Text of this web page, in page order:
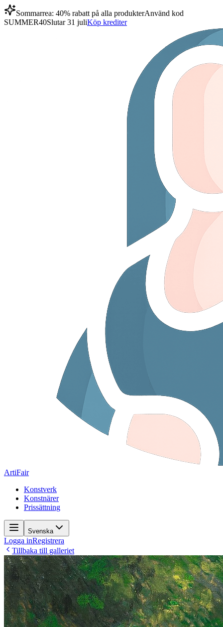
Sommarrea: 40% rabatt på alla produkterAnvänd kod
SUMMER40Slutar 31 juliKöp krediter
ArtiFair
Konstverk
Konstnärer
Prissättning
Svenska
Logga inRegistrera
Tillbaka till galleriet